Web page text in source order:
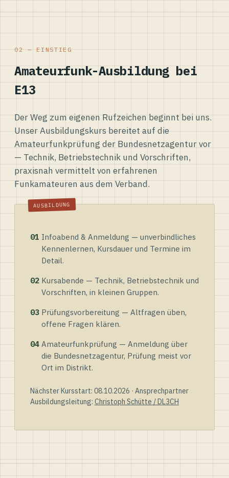
02 — EINSTIEG
Amateurfunk-Ausbildung bei
E13
Der Weg zum eigenen Rufzeichen beginnt bei uns.
Unser Ausbildungskurs bereitet auf die
Amateurfunkprüfung der Bundesnetzagentur vor
— Technik, Betriebstechnik und Vorschriften,
praxisnah vermittelt von erfahrenen
Funkamateuren aus dem Verband.
01 Infoabend & Anmeldung — unverbindliches
Kennenlernen, Kursdauer und Termine im
Detail.
02 Kursabende — Technik, Betriebstechnik und
Vorschriften, in kleinen Gruppen.
03 Prüfungsvorbereitung — Altfragen üben,
offene Fragen klären.
04 Amateurfunkprüfung — Anmeldung über
die Bundesnetzagentur, Prüfung meist vor
Ort im Distrikt.
Nächster Kursstart: 08.10.2026 · Ansprechpartner
Ausbildungsleitung: Christoph Schütte / DL3CH